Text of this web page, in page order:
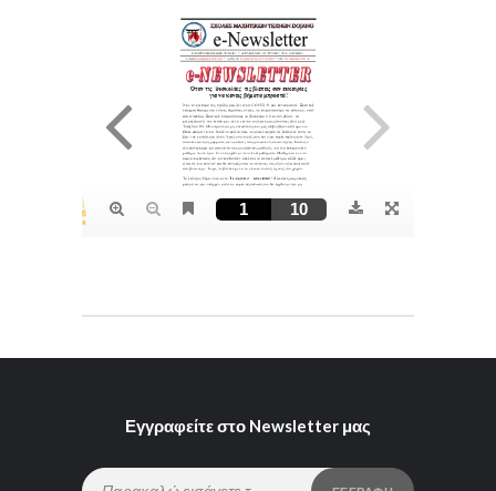
Εγγραφείτε στο Newsletter μας